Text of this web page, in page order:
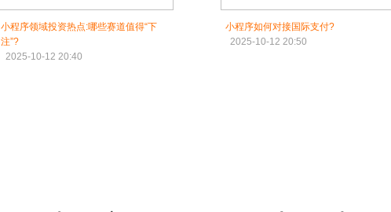
小程序领域投资热点:哪些赛道值得“下
注”?
2025-10-12 20:40
小程序如何对接国际支付?
2025-10-12 20:50